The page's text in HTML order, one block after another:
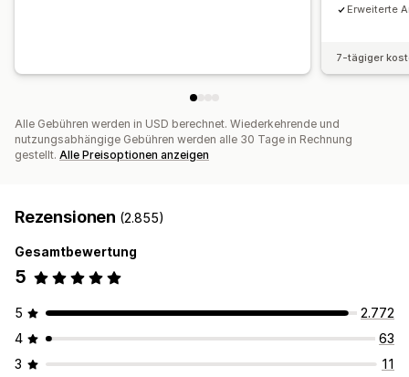
Erweiterte
7-tägiger
Alle Gebühren werden in USD berechnet. Wiederkehrende und
nutzungsabhängige Gebühren werden alle 30 Tage in Rechnung
gestellt. Alle Preisoptionen anzeigen
Rezensionen (2.855)
Gesamtbewertung
5
5
2.772
4
63
3
11